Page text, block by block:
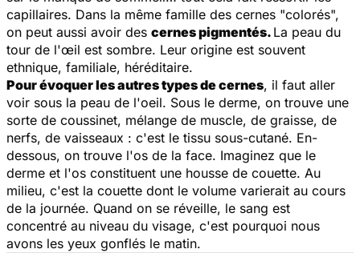
capillaires. Dans la même famille des cernes "colorés",
on peut aussi avoir des cernes pigmentés. La peau du
tour de l'œil est sombre. Leur origine est souvent
ethnique, familiale, héréditaire.
Pour évoquer les autres types de cernes, il faut aller
voir sous la peau de l'oeil. Sous le derme, on trouve une
sorte de coussinet, mélange de muscle, de graisse, de
nerfs, de vaisseaux : c'est le tissu sous-cutané. En-
dessous, on trouve l'os de la face. Imaginez que le
derme et l'os constituent une housse de couette. Au
milieu, c'est la couette dont le volume varierait au cours
de la journée. Quand on se réveille, le sang est
concentré au niveau du visage, c'est pourquoi nous
avons les yeux gonflés le matin.